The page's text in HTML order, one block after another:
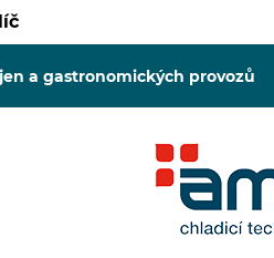
a gastronomických provozů